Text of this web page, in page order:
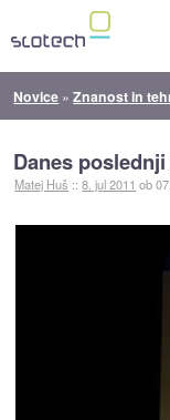
Novice »Znanost in
Danes
Matej Huš ::8. jul 2011 ob